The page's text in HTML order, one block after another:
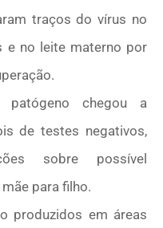
traços do vírus no
e no leite materno por
chegou a
de testes negativos,
sobre possível
para filho.
produzidos em áreas